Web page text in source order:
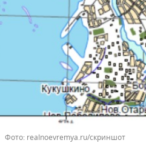
realnoevremya.ru/скриншот